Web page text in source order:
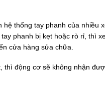
hệ thống tay phanh của nhiều
phanh bị kẹt hoặc rò rỉ, thì
cửa hàng sửa chữa.
thì động cơ sẽ không nhận